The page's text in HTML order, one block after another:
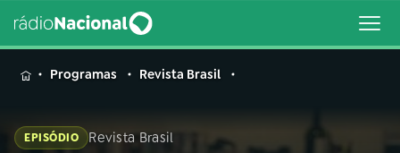
MENUProgramas Revista Brasil
EPISÓDIO Revista Brasil